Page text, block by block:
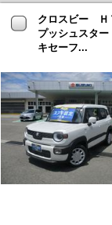
クロスビー
プッシュスタ
キセーフ...